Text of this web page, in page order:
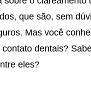
que são, sem
Mas você
dentais?
eles?